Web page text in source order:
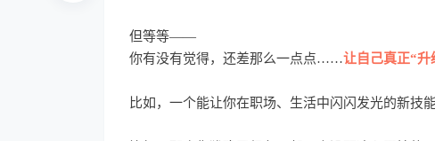
但等等——
你有没有觉得，还差那么一点点……让自己真正“升
比如，一个能让你在职场、生活中闪闪发光的新技能